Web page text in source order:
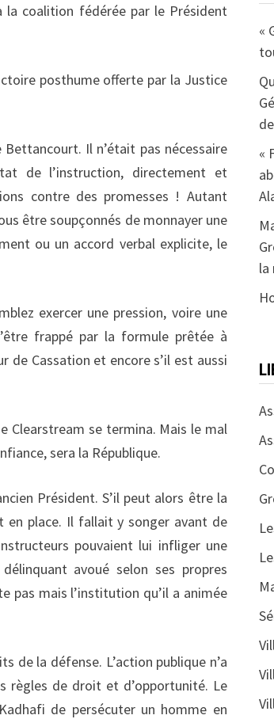
coalition fédérée par le Président
posthume offerte par la Justice
Bettancourt. Il n’était pas nécessaire
de l’instruction, directement et
contre des promesses ! Autant
être soupçonnés de monnayer une
ou un accord verbal explicite, le
exercer une pression, voire une
frappé par la formule prêtée à
de Cassation et encore s’il est aussi
Clearstream se termina. Mais le mal
sera la République.
Président. S’il peut alors être la
en place. Il fallait y songer avant de
pouvaient lui infliger une
avoué selon ses propres
pas mais l’institution qu’il a animée
de la défense. L’action publique n’a
règles de droit et d’opportunité. Le
de persécuter un homme en
«
«
la